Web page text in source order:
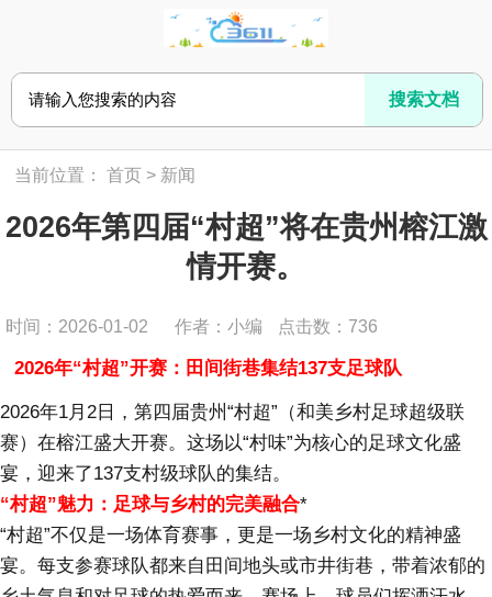
当前位置：首页 > 新闻
2026年第四届“村超”将在贵州榕江激
情开赛。
时间：2026-01-02 作者：小编 点击数： 736
2026年“村超”开赛：田间街巷集结137支足球队
2026年1月2日，第四届贵州“村超”（和美乡村足球超级联
赛）在榕江盛大开赛。这场以“村味”为核心的足球文化盛
宴，迎来了137支村级球队的集结。
“村超”魅力：足球与乡村的完美融合*
“村超”不仅是一场体育赛事，更是一场乡村文化的精神盛
宴。每支参赛球队都来自田间地头或市井街巷，带着浓郁的